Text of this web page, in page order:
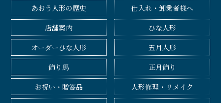
あおう人形の歴史
仕入れ・卸業者様へ
店舗案内
ひな人形
オーダーひな人形
五月人形
飾り馬
正月飾り
お祝い・贈答品
人形修理・リメイク